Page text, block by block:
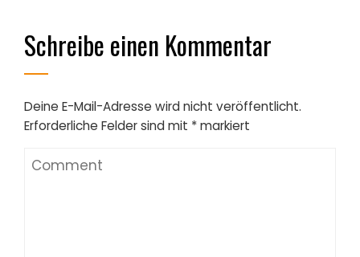
Schreibe einen Kommentar
Deine E-Mail-Adresse wird nicht veröffentlicht.
Erforderliche Felder sind mit *markiert